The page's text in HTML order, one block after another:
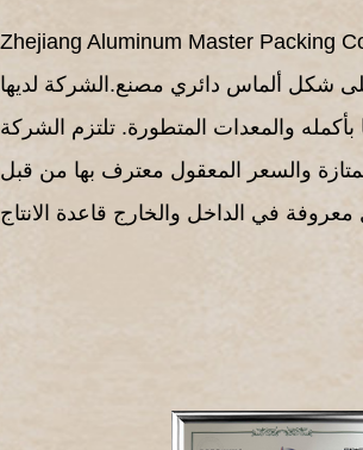
شكل ألماس دائري مصنع.الشركة لديها
بأكمله والمعدات المتطورة. تلتزم الشركة
والسعر المعقول معترف بها من قبل